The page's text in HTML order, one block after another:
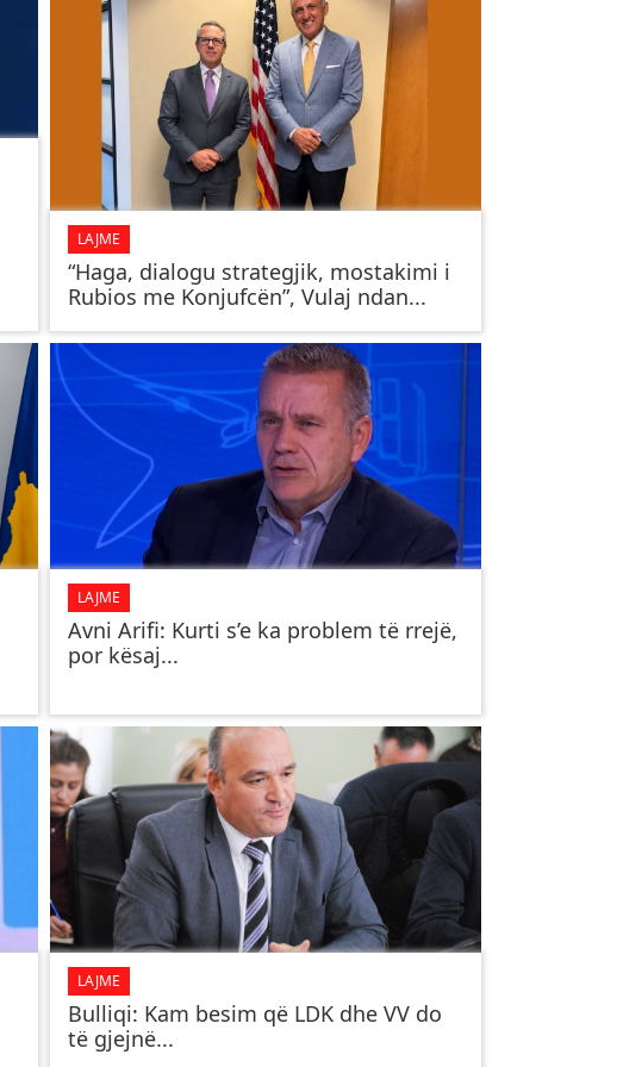
LAJME
“Haga, dialogu strategjik, mostakimi i
Rubios me Konjufcën”, Vulaj ndan...
LAJME
Avni Arifi: Kurti s’e ka problem të rrejë,
por kësaj...
LAJME
Bulliqi: Kam besim që LDK dhe VV do
të gjejnë...